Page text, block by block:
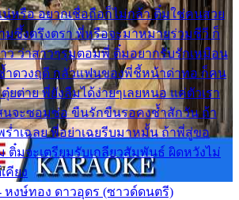
น่หรือ อยากเชื่อถือก็ไม่กล้า ติ๋มใช่คนสวย
มซึ้งตรึงตรา พี่หรือจะมาหมายร่วมชีวี ก็
ว ว่าสาวๆรุมตอมพี่ ติ๋มอยากรับรักเหมือน
ำดวงฤดี กลัวแฟนของพี่ชี้หน้าด่าทอ ก็คน
ยต่าย พี่ยังลืมได้ง่ายๆเลยหนอ แค่ตัวเรา
นจะซอมซ่อ ขืนรักขืนรอคงช้ำสักวัน ถ้า
ร่ำเฉลย พี่อย่าเฉยรีบมาหมั้น ถ้าพี่สู่ขอ
ติ๋มจะเตรียมรับเกลียวสัมพันธ์ ผิดหวังไม่
คียง
หงษ์ทอง ดาวอุดร (ซาวด์ดนตรี)